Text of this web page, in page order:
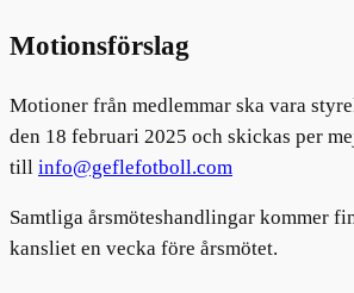
Motionsförslag
Motioner från medlemmar ska vara
den 18 februari 2025 och skickas per
till info@geflefotboll.com
Samtliga årsmöteshandlingar kommer
kansliet en vecka före årsmötet.